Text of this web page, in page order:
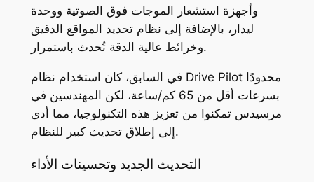
وأجهزة استشعار الموجات فوق الصوتية ووحدة
ليدار، بالإضافة إلى نظام تحديد المواقع الدقيق
وخرائط عالية الدقة تُحدث باستمرار.
في السابق، كان استخدام نظام Drive Pilot محدودًا
بسرعات أقل من 65 كم/ساعة، لكن المهندسين في
مرسيدس تمكنوا من تعزيز هذه التكنولوجيا، مما أدى
إلى إطلاق تحديث كبير للنظام.
التحديث الجديد وتحسينات الأداء